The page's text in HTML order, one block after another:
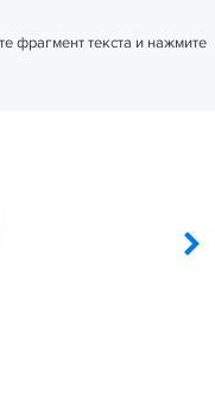
фрагмент текста и нажмите